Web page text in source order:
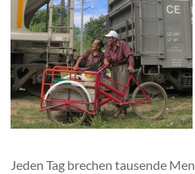
Jeden Tag brechen tausende